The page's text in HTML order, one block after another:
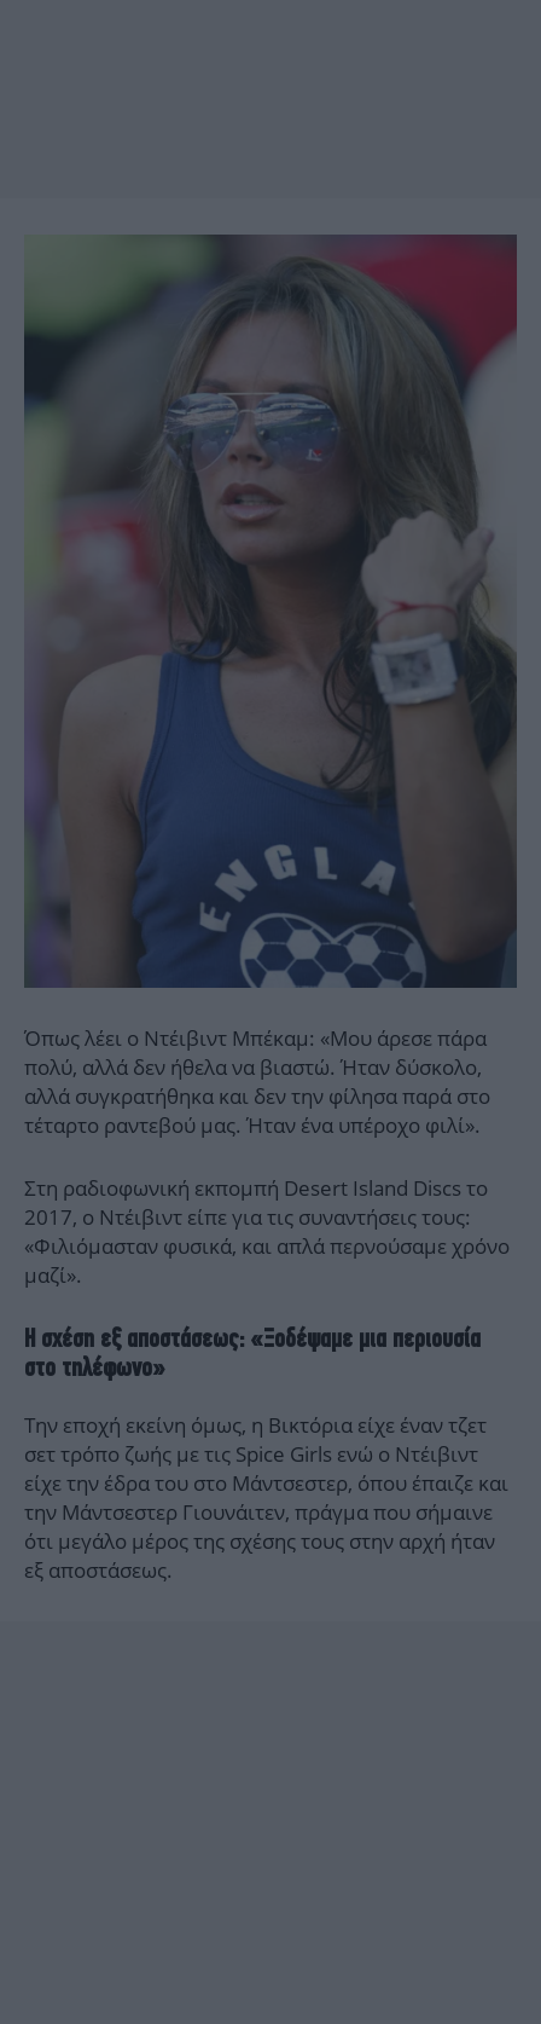
Όπως λέει ο Ντέιβιντ Μπέκαμ: «Μου άρεσε πάρα
πολύ, αλλά δεν ήθελα να βιαστώ. Ήταν δύσκολο,
αλλά συγκρατήθηκα και δεν την φίλησα παρά στο
τέταρτο ραντεβού μας. Ήταν ένα υπέροχο φιλί».
Στη ραδιοφωνική εκπομπή Desert Island Discs το
2017, ο Ντέιβιντ είπε για τις συναντήσεις τους:
«Φιλιόμασταν φυσικά, και απλά περνούσαμε χρόνο
μαζί».
Η σχέση εξ αποστάσεως: «Ξοδέψαμε μια περιουσία
στο τηλέφωνο»
Την εποχή εκείνη όμως, η Βικτόρια είχε έναν τζετ
σετ τρόπο ζωής με τις Spice Girls ενώ ο Ντέιβιντ
είχε την έδρα του στο Μάντσεστερ, όπου έπαιζε και
την Μάντσεστερ Γιουνάιτεν, πράγμα που σήμαινε
ότι μεγάλο μέρος της σχέσης τους στην αρχή ήταν
εξ αποστάσεως.